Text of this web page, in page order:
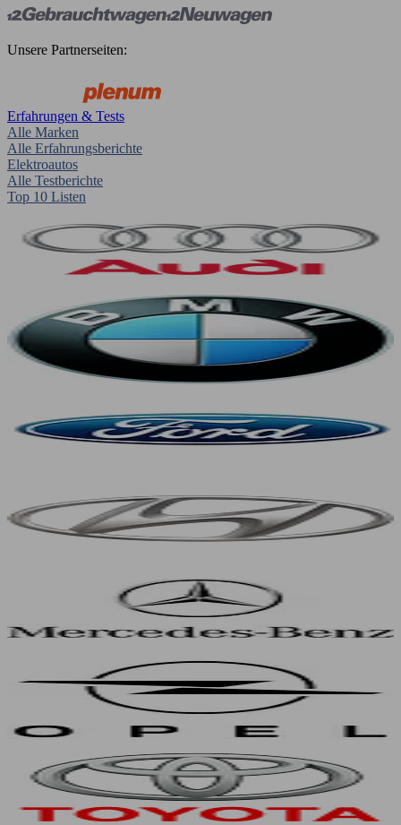
Unsere Partnerseiten:
Erfahrungen & Tests
Alle Marken
Alle Erfahrungsberichte
Elektroautos
Alle Testberichte
Top 10 Listen